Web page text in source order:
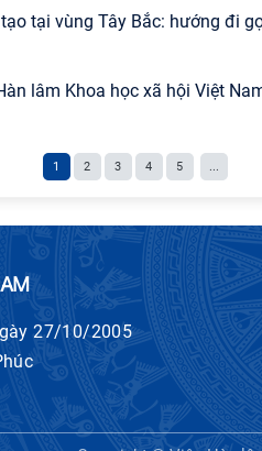
tại vùng Tây Bắc: hướng đi
lâm Khoa học xã hội Việt
1 2 3 4 5 ...
27/10/2005